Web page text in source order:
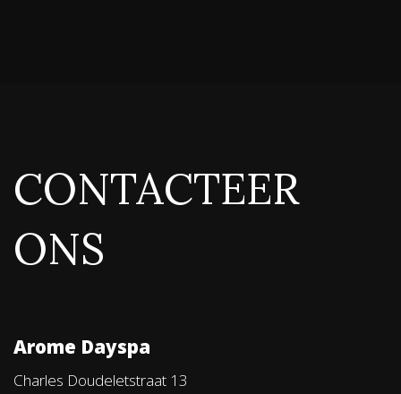
CONTACTEER
ONS
Arome Dayspa
Charles Doudeletstraat 13